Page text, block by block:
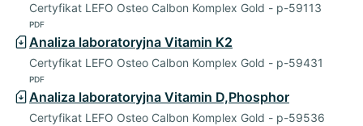
Certyfikat LEFO Osteo Calbon Komplex Gold - p-59113
PDF
Analiza laboratoryjna Vitamin K2
Certyfikat LEFO Osteo Calbon Komplex Gold - p-59431
PDF
Analiza laboratoryjna Vitamin D,Phosphor
Certyfikat LEFO Osteo Calbon Komplex Gold - p-59536